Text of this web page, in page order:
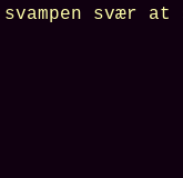
svær at